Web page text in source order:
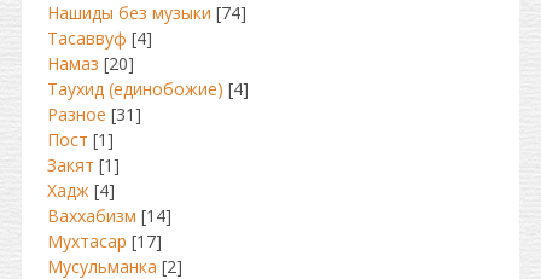
Нашиды без музыки [74]
Тасаввуф [4]
Намаз [20]
Таухид (единобожие) [4]
Разное [31]
Пост [1]
Закят [1]
Хадж [4]
Ваххабизм [14]
Мухтасар [17]
Мусульманка [2]